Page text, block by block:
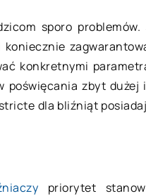
sporo
konkretnymi
poświęcania zbyt dużej
dla bliźniąt
priorytet
HOBBY I